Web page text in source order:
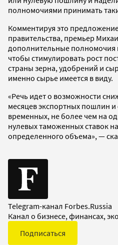
полномочиями принимать
Комментируя это
правительства, премьер
дополнительные полномочия
чтобы стимулировать рост
страны зерна, удобрений и
именно сырье имеется в виду.
«Речь идет о возможности
месяцев экспортных пошлин и
временных, не более чем на
нулевых таможенных ставок
определенного объема», —
Telegram-канал Forbes.Russia
Канал о бизнесе, финансах,
Подписаться